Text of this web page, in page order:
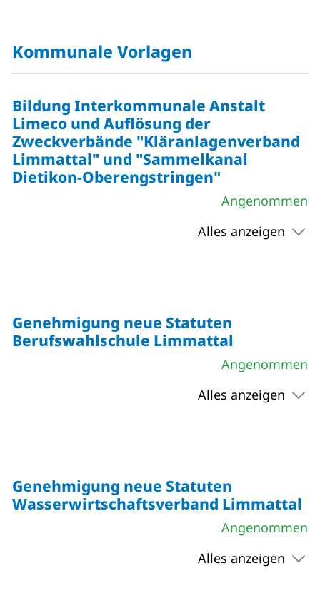
Kommunale Vorlagen
Bildung Interkommunale Anstalt
Limeco und Auflösung der
Zweckverbände "Kläranlagenverband
Limmattal" und "Sammelkanal
Dietikon-Oberengstringen"
Angenommen
Alles anzeigen
Genehmigung neue Statuten
Berufswahlschule Limmattal
Angenommen
Alles anzeigen
Genehmigung neue Statuten
Wasserwirtschaftsverband Limmattal
Angenommen
Alles anzeigen